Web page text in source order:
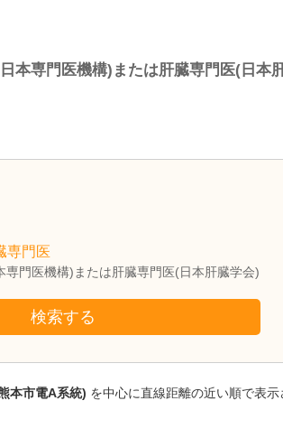
本専門医機構)または肝臓専門医(日本
専門医
専門医機構)または肝臓専門医(日本肝臓学会)
検索する
本市電A系統) を中心に直線距離の近い順で表示
廣川 健信
注力している糖尿病診療